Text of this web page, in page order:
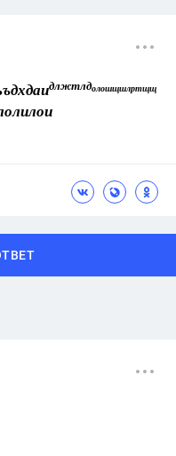
длжтлдолошщшлртщщ